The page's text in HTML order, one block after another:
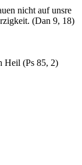
nicht auf unsre
(Dan 9, 18)
Heil (Ps 85, 2)